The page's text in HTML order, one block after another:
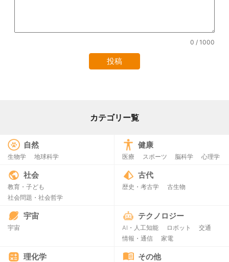
0 / 1000
カテゴリー覧
自然
生物学 地球科学
健康
医療 スポーツ 脳科学 心理学
社会
教育・子ども
社会問題・社会哲学
古代
歴史・考古学 古生物
宇宙
宇宙
テクノロジー
AI・人工知能 ロボット
交通
情報・通信
家電
理化学 その他